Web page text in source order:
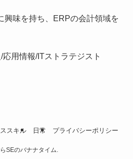
興味を持ち、ERPの会計領域を
用情報/ITストラテジスト
スキル 日常 プライバシーポリシー
SEのバナナタイム.